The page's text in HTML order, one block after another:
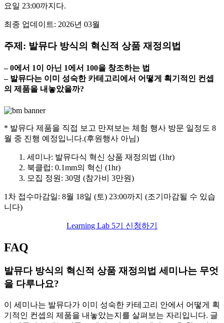
요일 23:00까지다.
최종 업데이트: 2026년 03월
주제: 발뮤다 방식의 혁신적 상품 재정의법
– 0에서 1이 아닌 1에서 100을 창조하는 법
– 발뮤다는 이미 성숙한 카테고리에서 어떻게 획기적인 컨셉
의 제품을 내놓았을까?
* 발뮤다 제품을 직접 보고 만져보는 체험 행사 방문 일정도 8
월 중 진행 예정입니다.(후원행사 아님)
1. 세미나: 발뮤다식 혁신 상품 재정의법 (1hr)
2. 북클럽: 0.1mm의 혁신 (1hr)
3. 모집 정원: 30명 (참가비 3만원)
1차 접수마감일: 8월 18일 (토) 23:00까지 (조기마감될 수 있습
니다)
Learning Lab 5기 신청하기
FAQ
발뮤다 방식의 혁신적 상품 재정의법 세미나는 무엇
을 다루나요?
이 세미나는 발뮤다가 이미 성숙한 카테고리 안에서 어떻게 획
기적인 컨셉의 제품을 내놓았는지를 살펴보는 자리입니다. 글